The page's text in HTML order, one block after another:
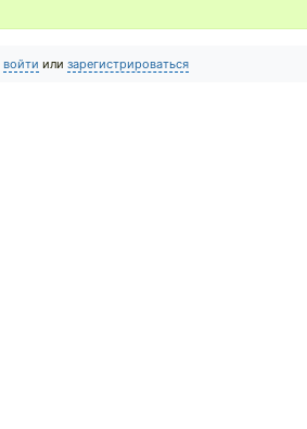
войти или зарегистрироваться